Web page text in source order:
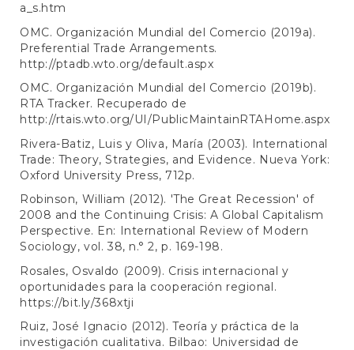
a_s.htm
OMC. Organización Mundial del Comercio (2019a).
Preferential Trade Arrangements.
http://ptadb.wto.org/default.aspx
OMC. Organización Mundial del Comercio (2019b).
RTA Tracker. Recuperado de
http://rtais.wto.org/UI/PublicMaintainRTAHome.aspx
Rivera-Batiz, Luis y Oliva, María (2003). International
Trade: Theory, Strategies, and Evidence. Nueva York:
Oxford University Press, 712p.
Robinson, William (2012). 'The Great Recession' of
2008 and the Continuing Crisis: A Global Capitalism
Perspective. En: International Review of Modern
Sociology, vol. 38, n.° 2, p. 169-198.
Rosales, Osvaldo (2009). Crisis internacional y
oportunidades para la cooperación regional.
https://bit.ly/368xtji
Ruiz, José Ignacio (2012). Teoría y práctica de la
investigación cualitativa. Bilbao: Universidad de